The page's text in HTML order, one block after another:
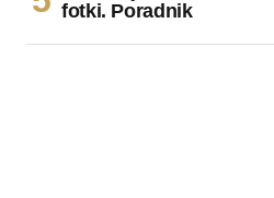
fotki. Poradnik